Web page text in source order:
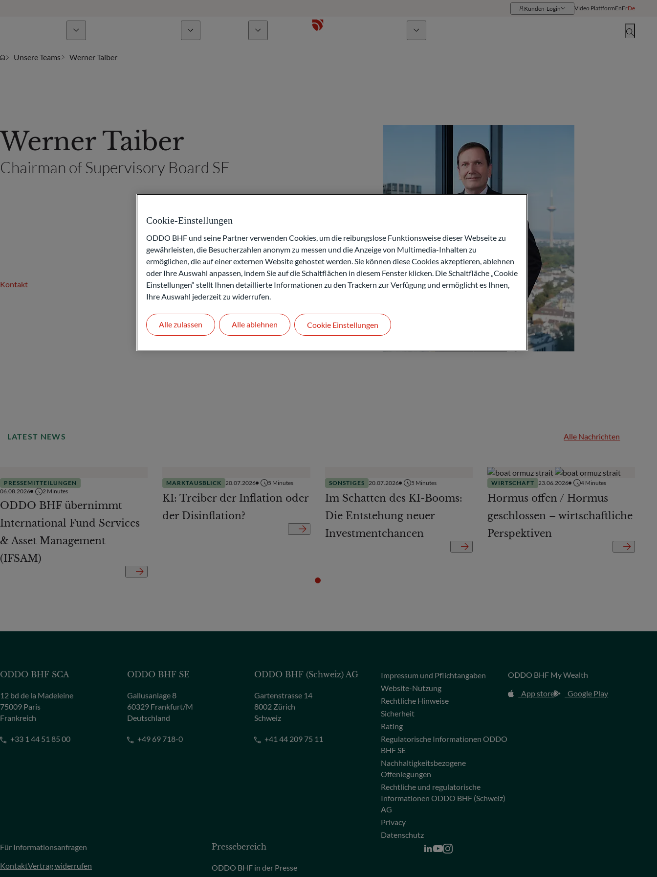
Kunden-Login Video PlattformEnFrDe
Unsere Teams Werner Taiber
Werner Taiber
Chairman of Supervisory Board SE
Kontakt
LATEST NEWS Alle Nachrichten
PRESSEMITTEILUNGEN
06.08.2026
2 Minutes
ODDO BHF übernimmt
International Fund Services
& Asset Management
(IFSAM)
MARKTAUSBLICK 20.07.2026 5 Minutes
KI: Treiber der Inflation oder
der Disinflation?
SONSTIGES 20.07.2026 5 Minutes
Im Schatten des KI-Booms:
Die Entstehung neuer
Investmentchancen
WIRTSCHAFT 23.06.2026 4 Minutes
Hormus offen / Hormus
geschlossen – wirtschaftliche
Perspektiven
ODDO BHF SCA
12 bd de la Madeleine
75009 Paris
Frankreich
+33 1 44 51 85 00
ODDO BHF SE
Gallusanlage 8
60329 Frankfurt/M
Deutschland
+49 69 718-0
ODDO BHF (Schweiz) AG
Gartenstrasse 14
8002 Zürich
Schweiz
+41 44 209 75 11
Impressum und Pflichtangaben
Website-Nutzung
Rechtliche Hinweise
Sicherheit
Rating
Regulatorische Informationen ODDO
BHF SE
Nachhaltigkeitsbezogene
Offenlegungen
Rechtliche und regulatorische
Informationen ODDO BHF (Schweiz)
AG
Privacy
Datenschutz
ODDO BHF My Wealth
App store
Google Play
Für Informationsanfragen
KontaktVertrag widerrufen
Pressebereich
ODDO BHF in der Presse
Cookie-Einstellungen
ODDO BHF und seine Partner verwenden Cookies, um die reibungslose Funktionsweise dieser Webseite zu
gewährleisten, die Besucherzahlen anonym zu messen und die Anzeige von Multimedia-Inhalten zu
ermöglichen, die auf einer externen Website gehostet werden. Sie können diese Cookies akzeptieren, ablehnen
oder Ihre Auswahl anpassen, indem Sie auf die Schaltflächen in diesem Fenster klicken. Die Schaltfläche „Cookie
Einstellungen“ stellt Ihnen detaillierte Informationen zu den Trackern zur Verfügung und ermöglicht es Ihnen,
Ihre Auswahl jederzeit zu widerrufen.
Alle ablehnen
Alle zulassen Cookie Einstellungen